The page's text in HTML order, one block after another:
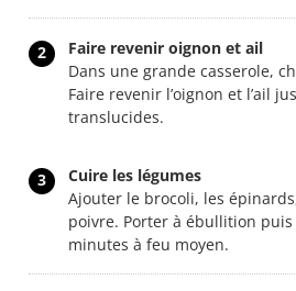
2
Faire revenir oignon et ail
Dans une grande casserole,
Faire revenir l’oignon et l’ail
translucides.
3
Cuire les légumes
Ajouter le brocoli, les
poivre. Porter à ébullition
minutes à feu moyen.